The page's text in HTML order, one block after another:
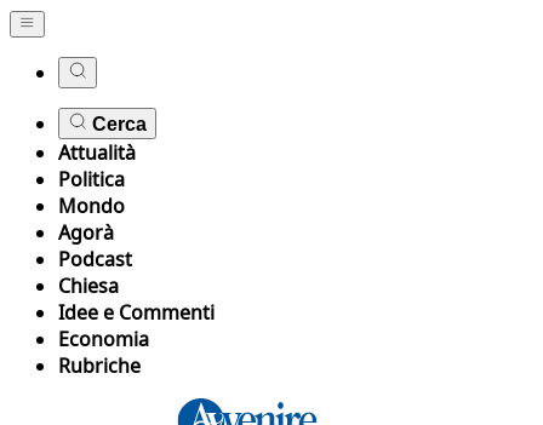
Cerca
Attualità
Politica
Mondo
Agorà
Podcast
Chiesa
Idee e Commenti
Economia
Rubriche